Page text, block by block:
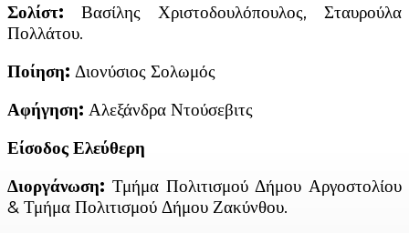
Σολίστ: Βασίλης Χριστοδουλόπουλος, Σταυρούλα
Πολλάτου.
Ποίηση: Διονύσιος Σολωμός
Αφήγηση: Αλεξάνδρα Ντούσεβιτς
Είσοδος Ελεύθερη
Διοργάνωση: Τμήμα Πολιτισμού Δήμου Αργοστολίου
& Τμήμα Πολιτισμού Δήμου Ζακύνθου.